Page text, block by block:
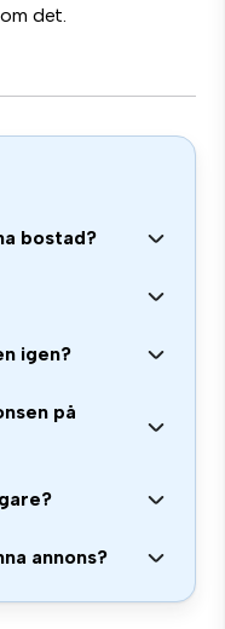
det.
bostad?
igen?
på
annons?